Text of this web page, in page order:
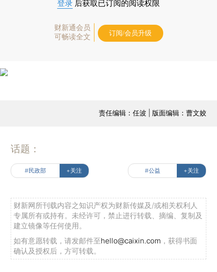
登录 后获取已订阅的阅读权限
财新通会员
可畅读全文
订阅/会员升级
责任编辑：任波 | 版面编辑：曹文姣
话题：
#民政部 +关注 #公益 +关注
财新网所刊载内容之知识产权为财新传媒及/或相关权利人
专属所有或持有。未经许可，禁止进行转载、摘编、复制及
建立镜像等任何使用。
如有意愿转载，请发邮件至hello@caixin.com ，获得书面
确认及授权后，方可转载。